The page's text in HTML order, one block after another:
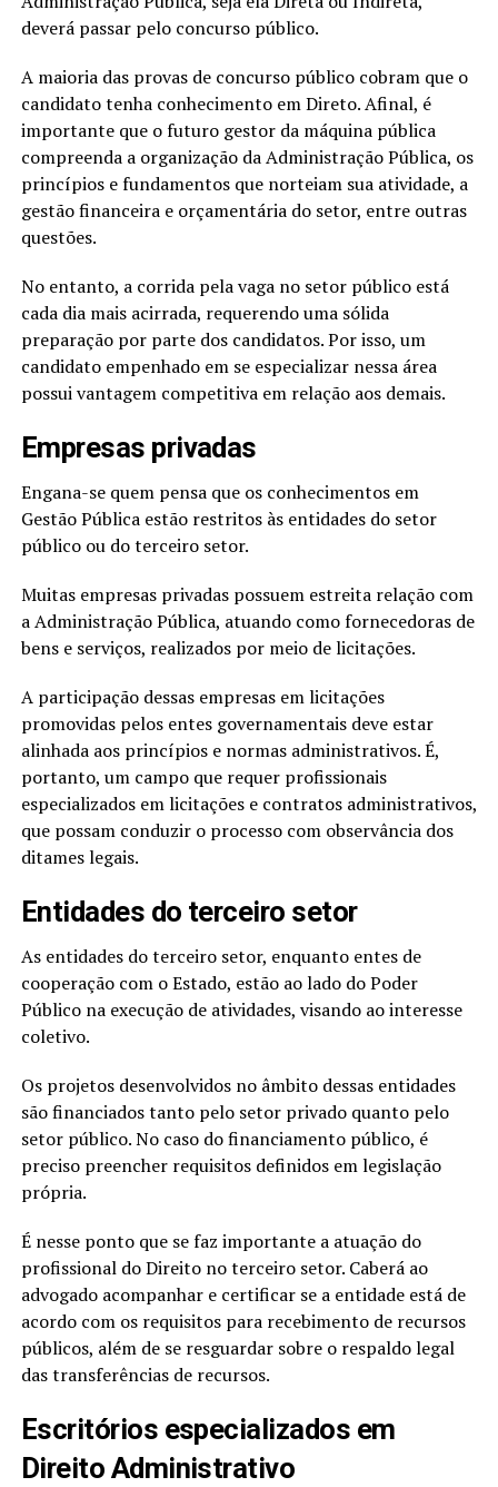
deverá passar pelo concurso público.
A maioria das provas de concurso público cobram que o
candidato tenha conhecimento em Direto. Afinal, é
importante que o futuro gestor da máquina pública
compreenda a organização da Administração Pública, os
princípios e fundamentos que norteiam sua atividade, a
gestão financeira e orçamentária do setor, entre outras
questões.
No entanto, a corrida pela vaga no setor público está
cada dia mais acirrada, requerendo uma sólida
preparação por parte dos candidatos. Por isso, um
candidato empenhado em se especializar nessa área
possui vantagem competitiva em relação aos demais.
Empresas privadas
Engana-se quem pensa que os conhecimentos em
Gestão Pública estão restritos às entidades do setor
público ou do terceiro setor.
Muitas empresas privadas possuem estreita relação com
a Administração Pública, atuando como fornecedoras de
bens e serviços, realizados por meio de licitações.
A participação dessas empresas em licitações
promovidas pelos entes governamentais deve estar
alinhada aos princípios e normas administrativos. É,
portanto, um campo que requer profissionais
especializados em licitações e contratos administrativos,
que possam conduzir o processo com observância dos
ditames legais.
Entidades do terceiro setor
As entidades do terceiro setor, enquanto entes de
cooperação com o Estado, estão ao lado do Poder
Público na execução de atividades, visando ao interesse
coletivo.
Os projetos desenvolvidos no âmbito dessas entidades
são financiados tanto pelo setor privado quanto pelo
setor público. No caso do financiamento público, é
preciso preencher requisitos definidos em legislação
própria.
É nesse ponto que se faz importante a atuação do
profissional do Direito no terceiro setor. Caberá ao
advogado acompanhar e certificar se a entidade está de
acordo com os requisitos para recebimento de recursos
públicos, além de se resguardar sobre o respaldo legal
das transferências de recursos.
Escritórios especializados em
Direito Administrativo